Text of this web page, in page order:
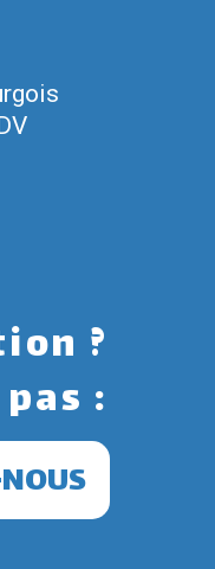
?
: